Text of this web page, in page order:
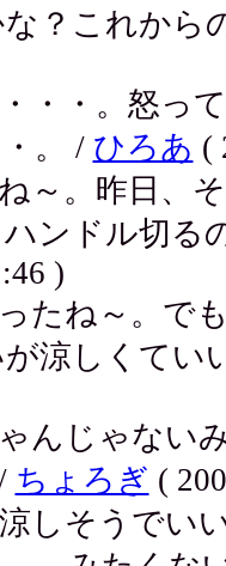
？これから
・・。怒っ
。 / ひろあ (
～。昨日、
ンドル切る
)
たね～。で
涼しくてい
んじゃない
ちょろぎ (
しそうでい